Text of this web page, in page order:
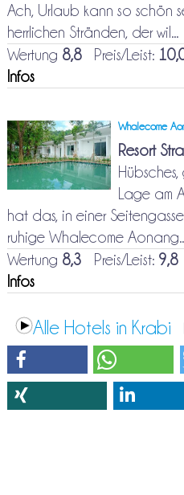
Ach, Urlaub kann so schön
herrlichen Stränden, der wil...
Wertung 8,8Preis/Leist:
Infos
Whalecome
Resort
Lage am
hat das, in einer
ruhige Whalecome
Wertung 8,3 Preis/Leist: 9,8
Infos
Alle Hotels in Krabi